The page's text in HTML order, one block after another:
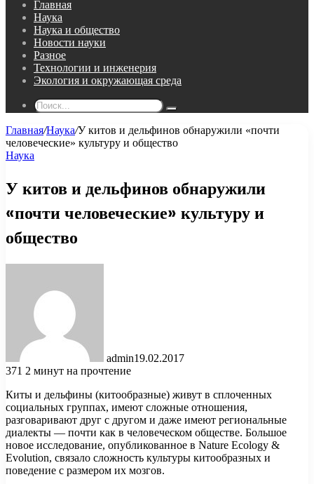
Главная
Наука
Наука и общество
Новости науки
Разное
Технологии и инженерия
Экология и окружающая среда
Поиск...
Главная/Наука/У китов и дельфинов обнаружили «почти
человеческие» культуру и общество
Наука
У китов и дельфинов обнаружили
«почти человеческие» культуру и
общество
admin19.02.2017
371 2 минут на прочтение
Киты и дельфины (китообразные) живут в сплоченных
социальных группах, имеют сложные отношения,
разговаривают друг с другом и даже имеют региональные
диалекты — почти как в человеческом обществе. Большое
новое исследование, опубликованное в Nature Ecology &
Evolution, связало сложность культуры китообразных и
поведение с размером их мозгов.